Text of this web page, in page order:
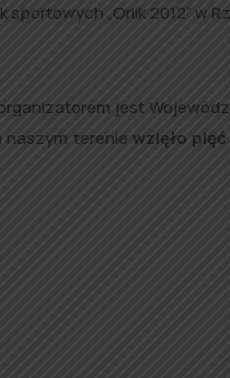
„Orlik 2012” w
jest
naszym terenie wzięło